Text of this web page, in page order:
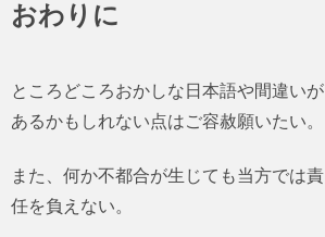
おわりに
ところどころおかしな日本語や間違いが
あるかもしれない点はご容赦願いたい。
また、何か不都合が生じても当方では責
任を負えない。